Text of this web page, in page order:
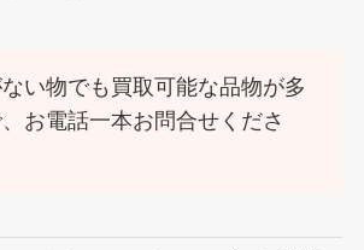
い物でも買取可能な品物が多
お電話一本お問合せくださ